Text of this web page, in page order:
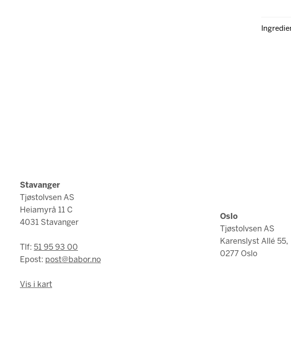
Stavanger
Tjøstolvsen AS
Heiamyrå 11 C
4031 Stavanger
Tlf: 51 95 93 00
Epost: post@babor.no
Vis i kart
Oslo
Tjøstolvsen AS
Karenslyst Allé 55,
0277 Oslo